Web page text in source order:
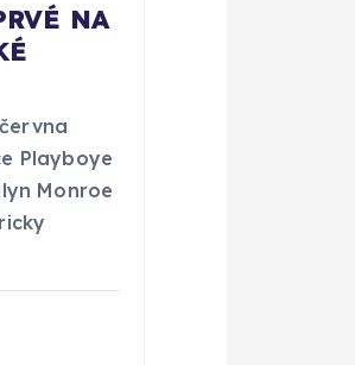
NA
června
Playboye
Monroe